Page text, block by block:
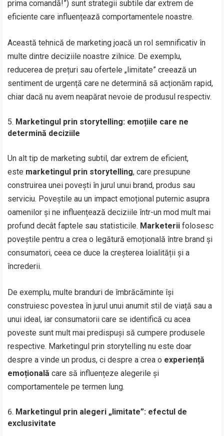
prima comandă!”) sunt strategii subtile dar extrem de
eficiente care influențează comportamentele noastre.
Această tehnică de marketing joacă un rol semnificativ în
multe dintre deciziile noastre zilnice. De exemplu,
reducerea de prețuri sau ofertele „limitate” creează un
sentiment de urgență care ne determină să acționăm rapid,
chiar dacă nu avem neapărat nevoie de produsul respectiv.
Marketingul prin storytelling: emoțiile care ne
determină deciziile
Un alt tip de marketing subtil, dar extrem de eficient,
este marketingul prin storytelling, care presupune
construirea unei povești în jurul unui brand, produs sau
serviciu. Poveștile au un impact emoțional puternic asupra
oamenilor și ne influențează deciziile într-un mod mult mai
profund decât faptele sau statisticile. Marketerii folosesc
poveștile pentru a crea o legătură emoțională între brand și
consumatori, ceea ce duce la creșterea loialității și a
încrederii.
De exemplu, multe branduri de îmbrăcăminte își
construiesc povestea în jurul unui anumit stil de viață sau a
unui ideal, iar consumatorii care se identifică cu acea
poveste sunt mult mai predispuși să cumpere produsele
respective. Marketingul prin storytelling nu este doar
despre a vinde un produs, ci despre a crea o experiență
emoțională care să influențeze alegerile și
comportamentele pe termen lung.
Marketingul prin alegeri „limitate”: efectul de
exclusivitate